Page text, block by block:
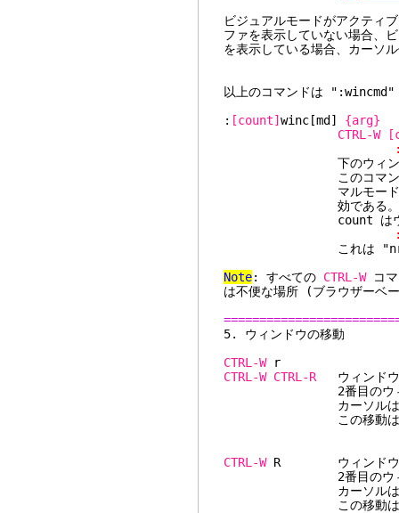
ビジュアルモードがアクティ
ファを表示していない場合、
を表示している場合、カーソ
以上のコマンドは ":wincmd"
: [count] winc[md] {arg}
CTRL-W
下のウィンドウ
このコマンド
マルモードが使用でき
効である。
count はウィンドウ
:exe nr ..
これは "nr" 番のウ
Note: すべての CTRL-Wコマ
は不便な場所 (ブラウザーベ
5. ウィ
CTRL-W
CTRL-W CTRL-R ウィンドウ
2番目のウィンドウは3
カーソルは同じウ
この移動はカレントウ
CTRL-WR ウィンドウ位置
2番目のウィンドウは3
カーソルは同じウ
この移動はカレントウ